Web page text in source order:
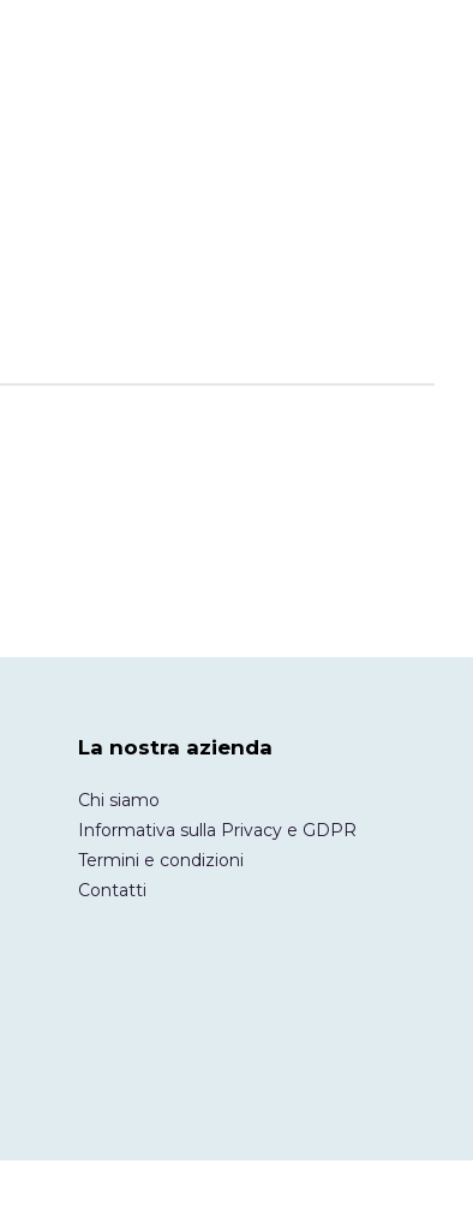
La nostra azienda
Chi siamo
Informativa sulla Privacy e GDPR
Termini e condizioni
Contatti